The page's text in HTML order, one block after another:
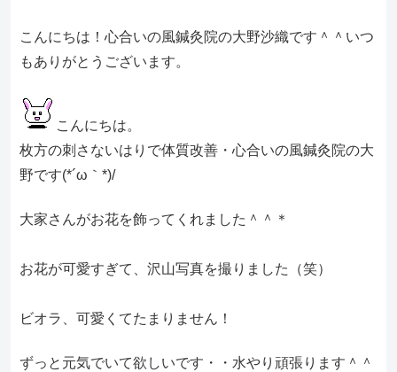
こんにちは！心合いの風鍼灸院の大野沙織です＾＾いつ
もありがとうございます。
こんにちは。
枚方の刺さないはりで体質改善・心合いの風鍼灸院の大
野です(*´ω｀*)/
大家さんがお花を飾ってくれました＾＾＊
お花が可愛すぎて、沢山写真を撮りました（笑）
ビオラ、可愛くてたまりません！
ずっと元気でいて欲しいです・・水やり頑張ります＾＾